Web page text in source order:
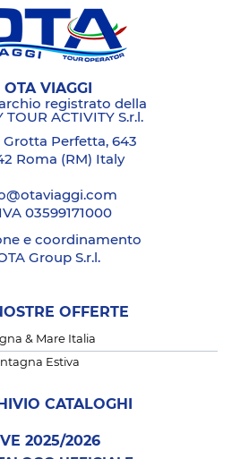
OTA VIAGGI
registrato della
TOUR ACTIVITY S.r.l.
Grotta Perfetta, 643
Roma (RM) Italy
03599171000
e coordinamento
Group S.r.l.
OFFERTE
& Mare Italia
Estiva
CATALOGHI
2025/2026